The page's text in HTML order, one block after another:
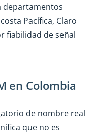
departamentos
Pacífica, Claro
fiabilidad de señal
en Colombia
de nombre real
que no es